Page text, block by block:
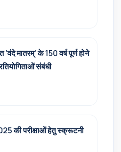
'वंदे मातरम्' के 150 वर्ष पूर्ण होने
संबंधी
की परीक्षाओं हेतु स्क्रूटनी